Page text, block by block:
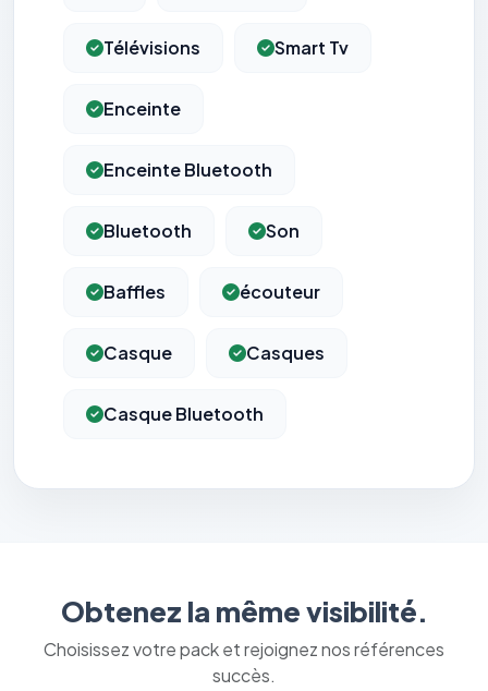
Télévisions Smart Tv
Enceinte
Enceinte Bluetooth
Bluetooth Son
Baffles écouteur
Casque Casques
Casque Bluetooth
Obtenez la même visibilité.
Choisissez votre pack et rejoignez nos références
succès.